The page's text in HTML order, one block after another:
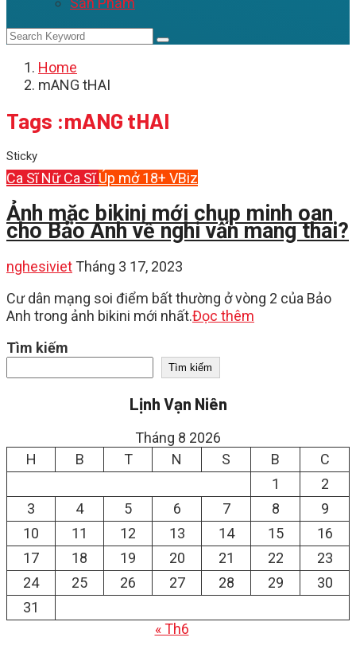
Home
mANG tHAI
Tags :mANG tHAI
Sticky
Ca Sĩ Nữ Ca Sĩ Úp mở 18+ VBiz
Ảnh mặc bikini mới chụp minh oan
cho Bảo Anh về nghi vấn mang thai?
nghesiviet Tháng 3 17, 2023
Cư dân mạng soi điểm bất thường ở vòng 2 của Bảo
Anh trong ảnh bikini mới nhất.Đọc thêm
Tìm kiếm
Tìm kiếm
Lịnh Vạn Niên
Tháng 8 2026
H
B T N S B
C
1
2
3
4 5 6 7 8
9
10
11 12 13 14 15
16
17
18 19 20 21 22
23
24
25 26 27 28 29
30
31
« Th6